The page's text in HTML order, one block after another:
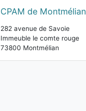
CPAM de Montmélian
282 avenue de Savoie
Immeuble le comte rouge
73800 Montmélian